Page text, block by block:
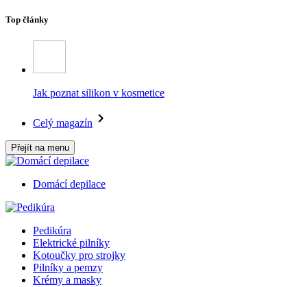
Top články
Jak poznat silikon v kosmetice
Celý magazín
Přejít na menu
Domácí depilace
Pedikúra
Elektrické pilníky
Kotoučky pro strojky
Pilníky a pemzy
Krémy a masky